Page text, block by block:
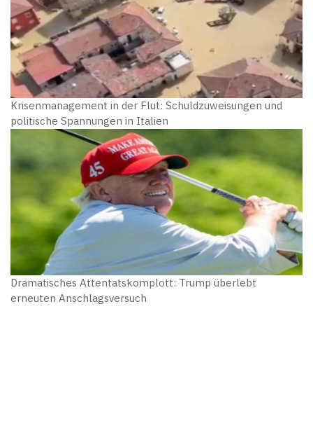
Krisenmanagement in der Flut: Schuldzuweisungen und
politische Spannungen in Italien
Dramatisches Attentatskomplott: Trump überlebt
erneuten Anschlagsversuch